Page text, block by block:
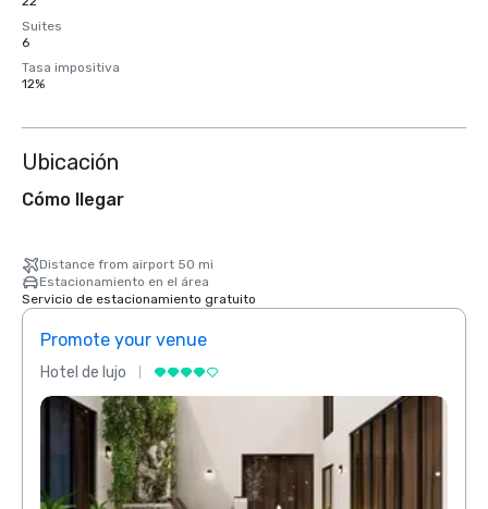
Suites
6
Tasa impositiva
12%
Ubicación
Cómo llegar
Distance from airport 50 mi
Estacionamiento en el área
Servicio de estacionamiento gratuito
Promote your venue
Hotel de lujo